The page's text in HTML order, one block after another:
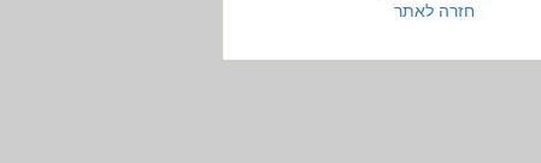
חזרה לאתר